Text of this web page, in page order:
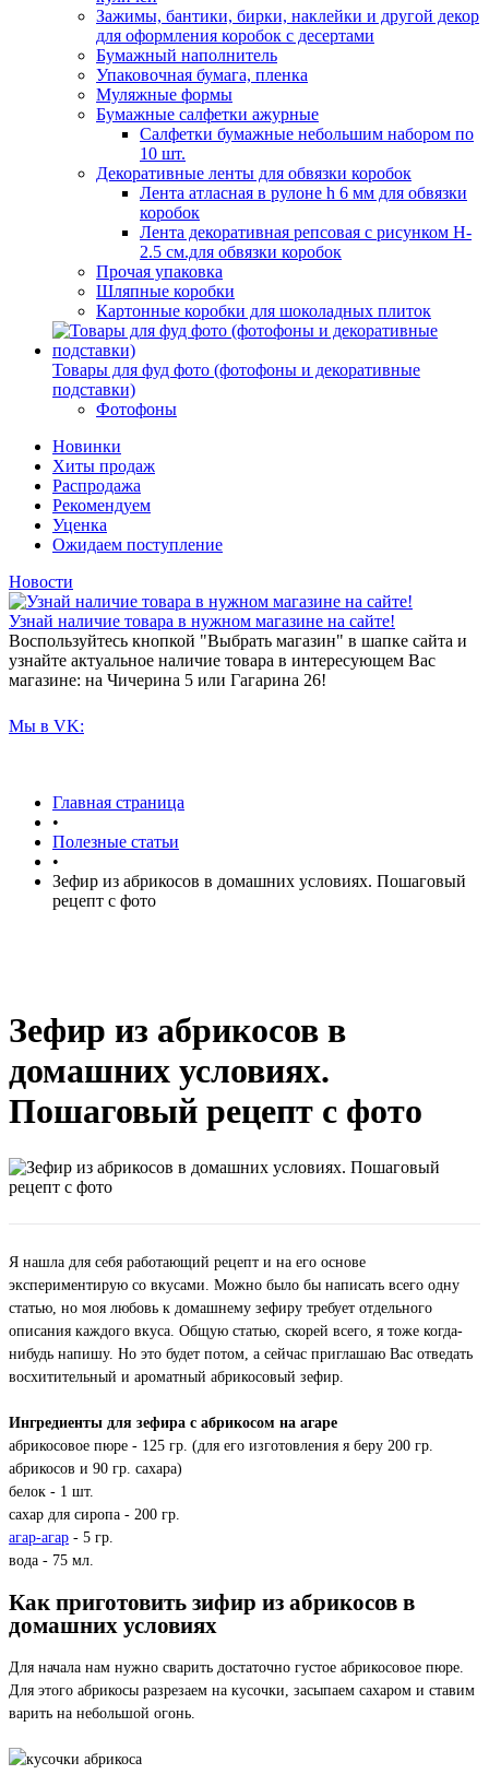
Зажимы, бантики, бирки, наклейки и другой декор
для оформления коробок с десертами
Бумажный наполнитель
Упаковочная бумага, пленка
Муляжные формы
Бумажные салфетки ажурные
Салфетки бумажные небольшим набором по
10 шт.
Декоративные ленты для обвязки коробок
Лента атласная в рулоне h 6 мм для обвязки
коробок
Лента декоративная репсовая с рисунком H-
2.5 см.для обвязки коробок
Прочая упаковка
Шляпные коробки
Картонные коробки для шоколадных плиток
Товары для фуд фото (фотофоны и декоративные
подставки)
Фотофоны
Новинки
Хиты продаж
Распродажа
Рекомендуем
Уценка
Ожидаем поступление
Новости
Узнай наличие товара в нужном магазине на сайте!
Воспользуйтесь кнопкой "Выбрать магазин" в шапке сайта и
узнайте актуальное наличие товара в интересующем Вас
магазине: на Чичерина 5 или Гагарина 26!
Мы в VK:
Главная страница
•
Полезные статьи
•
Зефир из абрикосов в домашних условиях. Пошаговый
рецепт с фото
Зефир из абрикосов в
домашних условиях.
Пошаговый рецепт с фото
Я нашла для себя работающий рецепт и на его основе
экспериментирую со вкусами. Можно было бы написать всего одну
статью, но моя любовь к домашнему зефиру требует отдельного
описания каждого вкуса. Общую статью, скорей всего, я тоже когда-
нибудь напишу. Но это будет потом, а сейчас приглашаю Вас отведать
восхитительный и ароматный абрикосовый зефир.
Ингредиенты для зефира с абрикосом на агаре
абрикосовое пюре - 125 гр. (для его изготовления я беру 200 гр.
абрикосов и 90 гр. сахара)
белок - 1 шт.
сахар для сиропа - 200 гр.
агар-агар - 5 гр.
вода - 75 мл.
Как приготовить зифир из абрикосов в
домашних условиях
Для начала нам нужно сварить достаточно густое абрикосовое пюре.
Для этого абрикосы разрезаем на кусочки, засыпаем сахаром и ставим
варить на небольшой огонь.